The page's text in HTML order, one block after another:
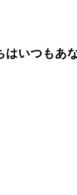
いつもあ